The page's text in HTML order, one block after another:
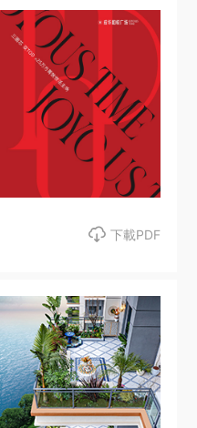
 下載PDF